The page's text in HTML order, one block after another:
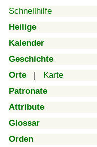
Schnellhilfe
Heilige
Kalender
Geschichte
Orte | Karte
Patronate
Attribute
Glossar
Orden